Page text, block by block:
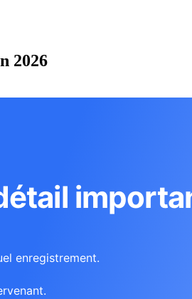
2026
enregistrement.